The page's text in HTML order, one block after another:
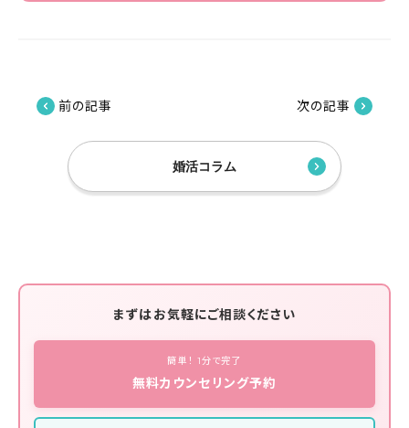
前の記事
婚活コラム
次の記事
まずはお気軽にご相談ください
簡単！ 1分で完了
無料カウンセリング予約